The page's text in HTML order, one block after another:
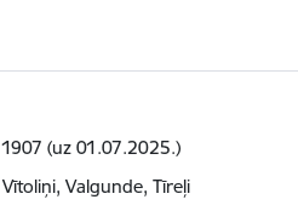
1907 (uz 01.07.2025.)
Vītoliņi, Valgunde, Tīreļi